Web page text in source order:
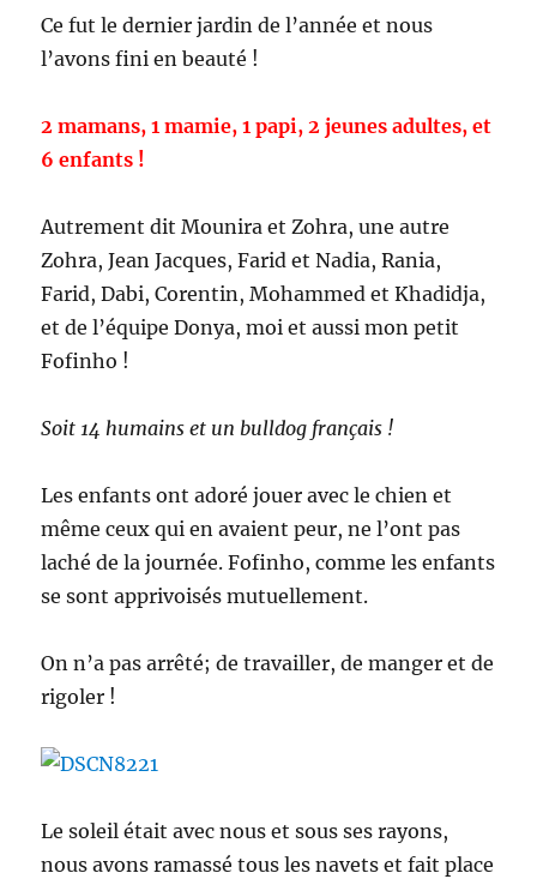
Ce fut le dernier jardin de l’année et nous
l’avons fini en beauté !
2 mamans, 1 mamie, 1 papi, 2 jeunes adultes, et
6 enfants !
Autrement dit Mounira et Zohra, une autre
Zohra, Jean Jacques, Farid et Nadia, Rania,
Farid, Dabi, Corentin, Mohammed et Khadidja,
et de l’équipe Donya, moi et aussi mon petit
Fofinho !
Soit 14 humains et un bulldog français !
Les enfants ont adoré jouer avec le chien et
même ceux qui en avaient peur, ne l’ont pas
laché de la journée. Fofinho, comme les enfants
se sont apprivoisés mutuellement.
On n’a pas arrêté; de travailler, de manger et de
rigoler !
Le soleil était avec nous et sous ses rayons,
nous avons ramassé tous les navets et fait place